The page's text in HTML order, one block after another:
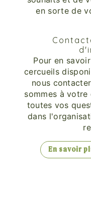
en sorte de
Pour en
cercueils
nous
sommes à
toutes vos
dans
En savoir